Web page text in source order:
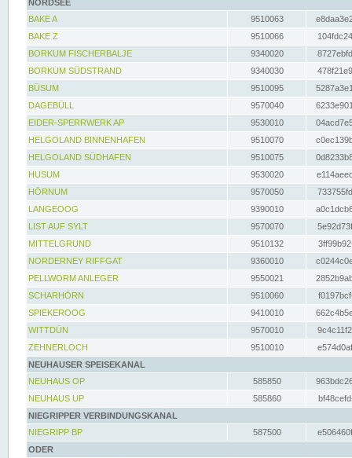
NORDSEE
BAKE A
9510063
BAKE Z
9510066
BORKUM FISCHERBALJE
9340020
BORKUM SÜDSTRAND
9340030
BÜSUM
9510095
DAGEBÜLL
9570040
EIDER-SPERRWERK AP
9530010
HELGOLAND BINNENHAFEN
9510070
HELGOLAND SÜDHAFEN
9510075
HUSUM
9530020
HÖRNUM
9570050
LANGEOOG
9390010
LIST AUF SYLT
9570070
MITTELGRUND
9510132
NORDERNEY RIFFGAT
9360010
PELLWORM ANLEGER
9550021
SCHARHÖRN
9510060
SPIEKEROOG
9410010
WITTDÜN
9570010
ZEHNERLOCH
9510010
NEUHAUSER SPEISEKANAL
NEUHAUS OP
585850
NEUHAUS UP
585860
NIEGRIPPER VERBINDUNGSKANAL
NIEGRIPP BP
587500
ODER